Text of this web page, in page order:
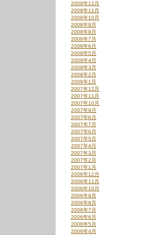
2008年12月
2008年11月
2008年10月
2008年9月
2008年8月
2008年7月
2008年6月
2008年5月
2008年4月
2008年3月
2008年2月
2008年1月
2007年12月
2007年11月
2007年10月
2007年9月
2007年8月
2007年7月
2007年6月
2007年5月
2007年4月
2007年3月
2007年2月
2007年1月
2006年12月
2006年11月
2006年10月
2006年9月
2006年8月
2006年7月
2006年6月
2006年5月
2006年4月